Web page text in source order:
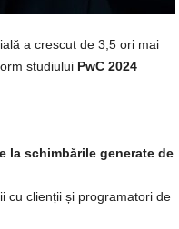
a crescut de 3,5 ori mai
studiului PwC 2024
la schimbările generate de
cu clienții și programatori de